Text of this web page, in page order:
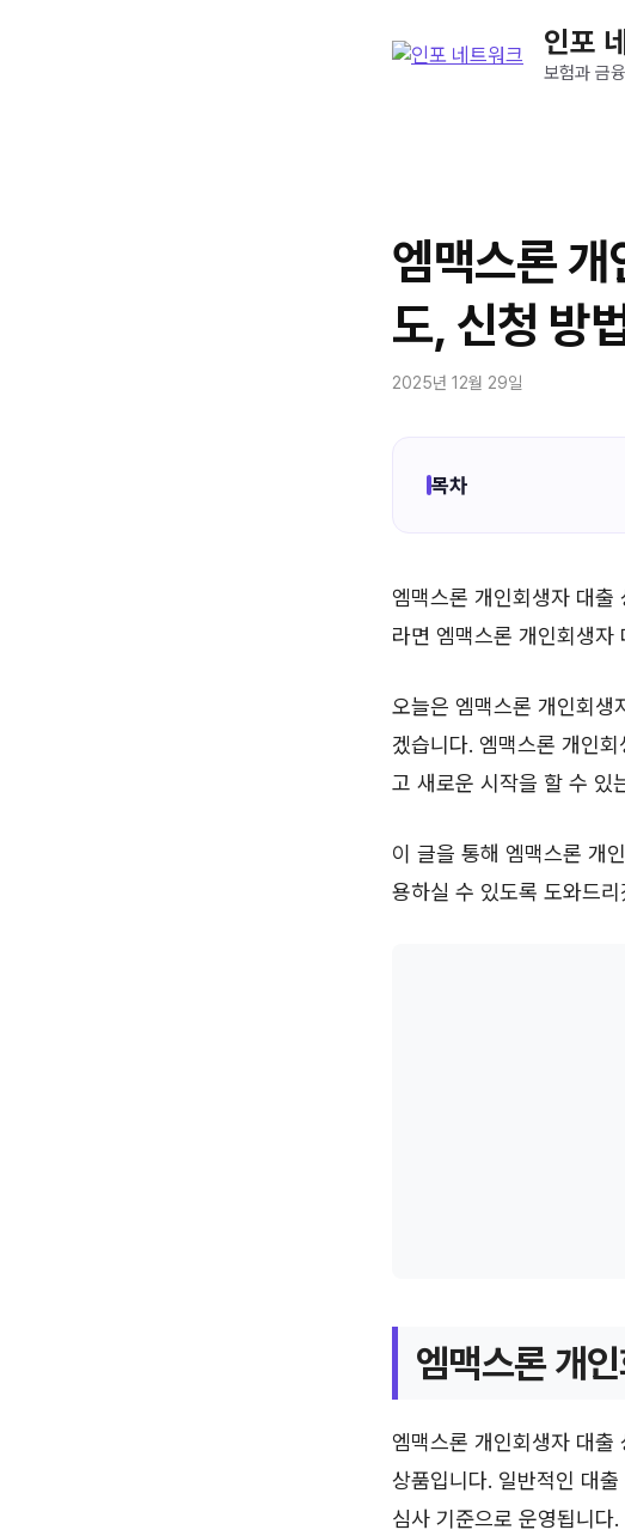
인포
보험과 금
엠맥스론 개
도, 신청 방
2025년 12월 29일
목차
엠맥스론 개인회생자 대출
라면 엠맥스론 개인회생자
오늘은 엠맥스론 개인회생
겠습니다. 엠맥스론 개인
고 새로운 시작을 할 수 있
이 글을 통해 엠맥스론 개
용하실 수 있도록 도와드리
엠맥스론 개
엠맥스론 개인회생자 대출
상품입니다. 일반적인 대
심사 기준으로 운영됩니다.